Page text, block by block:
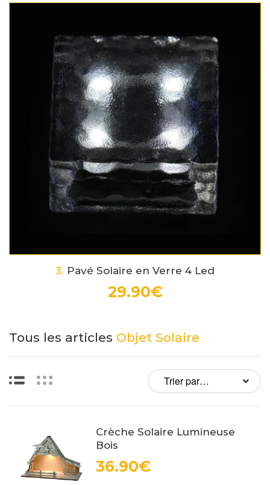
3. Pavé Solaire en Verre 4 Led
29.90€
Tous les articles Objet Solaire
Liste
Crèche Solaire Lumineuse
Bois
36.90€